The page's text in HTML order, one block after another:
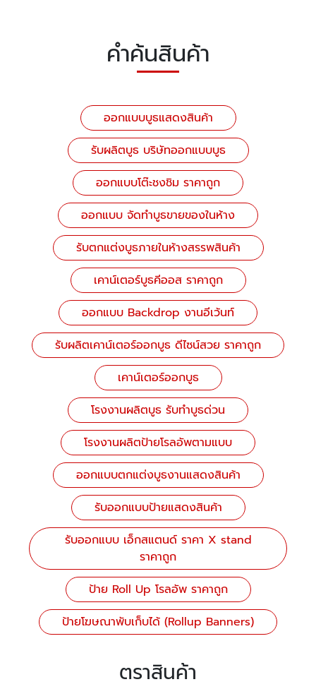
คำค้นสินค้า
ออกแบบบูธแสดงสินค้า
รับผลิตบูธ บริษัทออกแบบบูธ
ออกแบบโต๊ะชงชิม ราคาถูก
ออกแบบ จัดทำบูธขายของในห้าง
รับตกแต่งบูธภายในห้างสรรพสินค้า
เคาน์เตอร์บูธคีออส ราคาถูก
ออกแบบ Backdrop งานอีเว้นท์
รับผลิตเคาน์เตอร์ออกบูธ ดีไซน์สวย ราคาถูก
เคาน์เตอร์ออกบูธ
โรงงานผลิตบูธ รับทำบูธด่วน
โรงงานผลิตป้ายโรลอัพตามแบบ
ออกแบบตกแต่งบูธงานแสดงสินค้า
รับออกแบบป้ายแสดงสินค้า
รับออกแบบ เอ็กสแตนด์ ราคา X stand
ราคาถูก
ป้าย Roll Up โรลอัพ ราคาถูก
ป้ายโฆษณาพับเก็บได้ (Rollup Banners)
ตราสินค้า